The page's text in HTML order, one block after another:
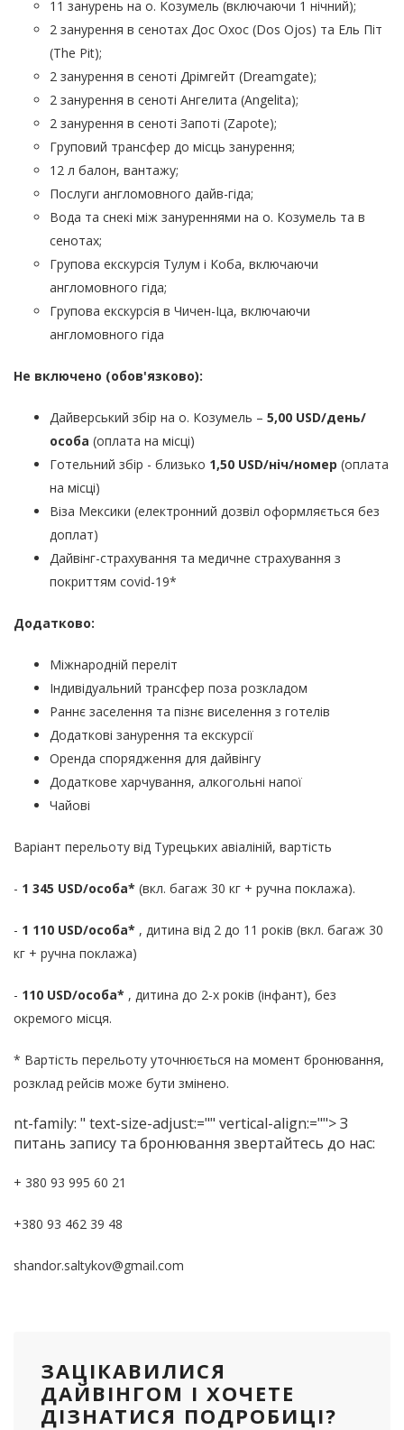
11 занурень на о. Козумель (включаючи 1 нічний);
2 занурення в сенотах Дос Охос (Dos Ojos) та Ель Піт
(The Pit);
2 занурення в сеноті Дрімгейт (Dreamgate);
2 занурення в сеноті Ангелита (Angelita);
2 занурення в сеноті Запоті (Zapote);
Груповий трансфер до місць занурення;
12 л балон, вантажу;
Послуги англомовного дайв-гіда;
Вода та снекі між зануреннями на о. Козумель та в
сенотах;
Групова екскурсія Тулум і Коба, включаючи
англомовного гіда;
Групова екскурсія в Чичен-Іца, включаючи
англомовного гіда
Не включено (обов'язково):
Дайверський збір на о. Козумель – 5,00 USD/день/
особа (оплата на місці)
Готельний збір - близько 1,50 USD/ніч/номер (оплата
на місці)
Віза Мексики (електронний дозвіл оформляється без
доплат)
Дайвінг-страхування та медичне страхування з
покриттям covid-19*
Додатково:
Міжнародній переліт
Індивідуальний трансфер поза розкладом
Раннє заселення та пізнє виселення з готелів
Додаткові занурення та екскурсії
Оренда спорядження для дайвінгу
Додаткове харчування, алкогольні напої
Чайові
Варіант перельоту від Турецьких авіаліній, вартість
- 1 345 USD/особа* (вкл. багаж 30 кг + ручна поклажа).
- 1 110 USD/особа* , дитина від 2 до 11 років (вкл. багаж 30
кг + ручна поклажа)
- 110 USD/особа* , дитина до 2-х років (інфант), без
окремого місця.
* Вартість перельоту уточнюється на момент бронювання,
розклад рейсів може бути змінено.
nt-family: " text-size-adjust:="" vertical-align:=""> З
питань запису та бронювання звертайтесь до нас:
+ 380 93 995 60 21
+380 93 462 39 48
shandor.saltykov@gmail.com
ЗАЦІКАВИЛИСЯ
ДАЙВІНГОМ І ХОЧЕТЕ
ДІЗНАТИСЯ ПОДРОБИЦІ?